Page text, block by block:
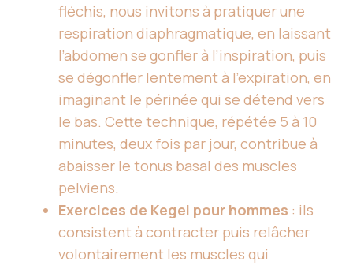
fléchis, nous invitons à pratiquer une
respiration diaphragmatique, en laissant
l’abdomen se gonfler à l’inspiration, puis
se dégonfler lentement à l’expiration, en
imaginant le périnée qui se détend vers
le bas. Cette technique, répétée 5 à 10
minutes, deux fois par jour, contribue à
abaisser le tonus basal des muscles
pelviens.
Exercices de Kegel pour hommes : ils
consistent à contracter puis relâcher
volontairement les muscles qui